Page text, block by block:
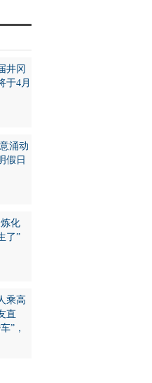
井冈
于4月
涌动
假日
化
了”
乘高
直
”，